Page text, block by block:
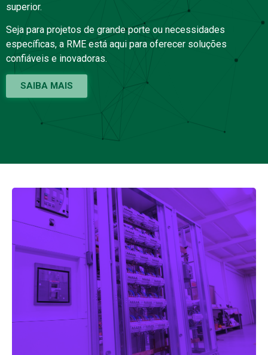
superior.
Seja para projetos de grande porte ou necessidades
específicas, a RME está aqui para oferecer soluções
confiáveis e inovadoras.
SAIBA MAIS
Central de Salamonde
Substituição das protecções dos grupos e serviços
auxiliares, incluindo os estudos e projecto, bem como
o fornecimento e montagem de todos os
Transformadores de Medida e Cabos Eléctricos da
instalação.